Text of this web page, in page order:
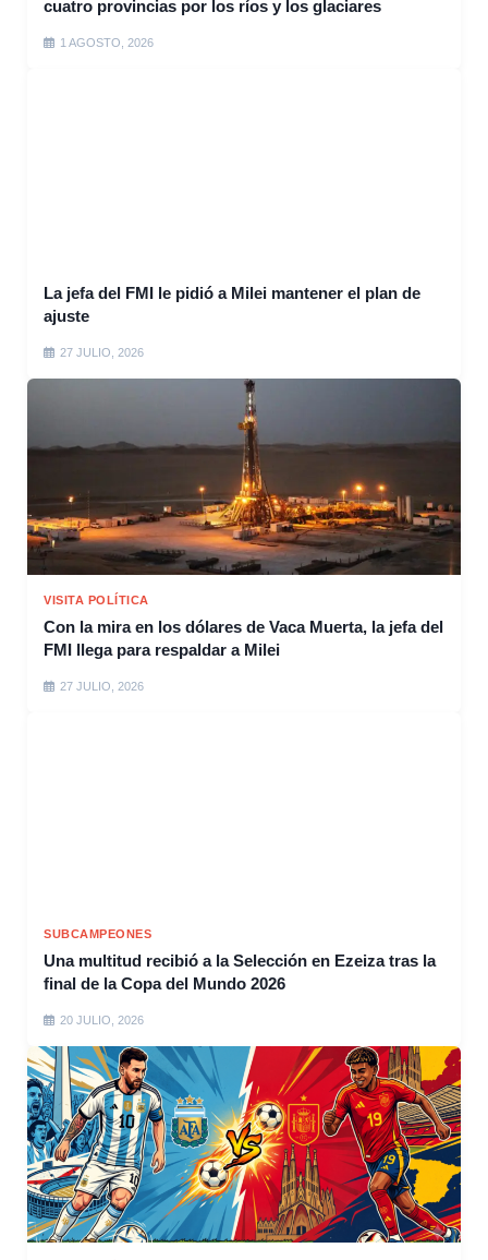
cuatro provincias por los ríos y los glaciares
1 AGOSTO, 2026
La jefa del FMI le pidió a Milei mantener el plan de
ajuste
27 JULIO, 2026
VISITA POLÍTICA
Con la mira en los dólares de Vaca Muerta, la jefa del
FMI llega para respaldar a Milei
27 JULIO, 2026
SUBCAMPEONES
Una multitud recibió a la Selección en Ezeiza tras la
final de la Copa del Mundo 2026
20 JULIO, 2026